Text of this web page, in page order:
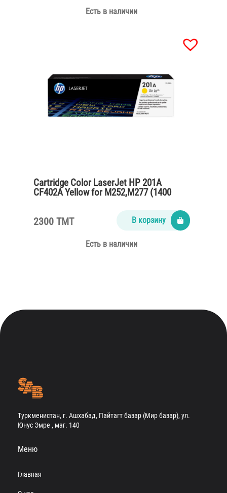
Есть в наличии
Cartridge Color LaserJet HP 201A
CF402A Yellow for M252,M277 (1400
2300 TMT В корзину
Есть в наличии
Туркменистан, г. Ашхабад, Пайтагт базар (Мир базар), ул.
Юнус Эмре , маг. 140
Меню
Главная